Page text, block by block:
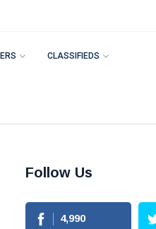
CLASSIFIEDS
Follow Us
4,990